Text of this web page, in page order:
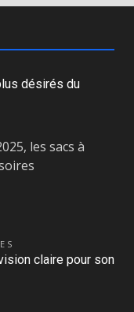
désirés du
les sacs à
claire pour son